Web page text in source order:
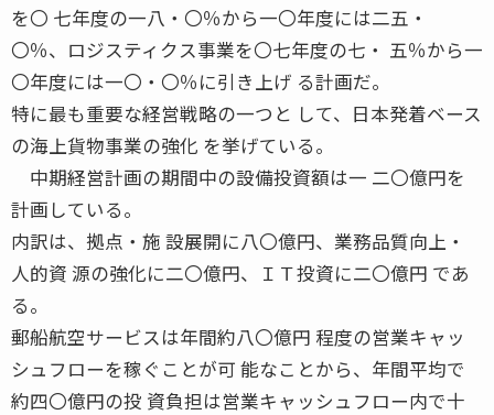
を〇 七年度の一八・〇％から一〇年度には二五・
〇％、ロジスティクス事業を〇七年度の七・ 五％から一
〇年度には一〇・〇％に引き上げ る計画だ。
特に最も重要な経営戦略の一つと して、日本発着ベース
の海上貨物事業の強化 を挙げている。
中期経営計画の期間中の設備投資額は一 二〇億円を
計画している。
内訳は、拠点・施 設展開に八〇億円、業務品質向上・
人的資 源の強化に二〇億円、ＩＴ投資に二〇億円 であ
る。
郵船航空サービスは年間約八〇億円 程度の営業キャッ
シュフローを稼ぐことが可 能なことから、年間平均で
約四〇億円の投 資負担は営業キャッシュフロー内で十